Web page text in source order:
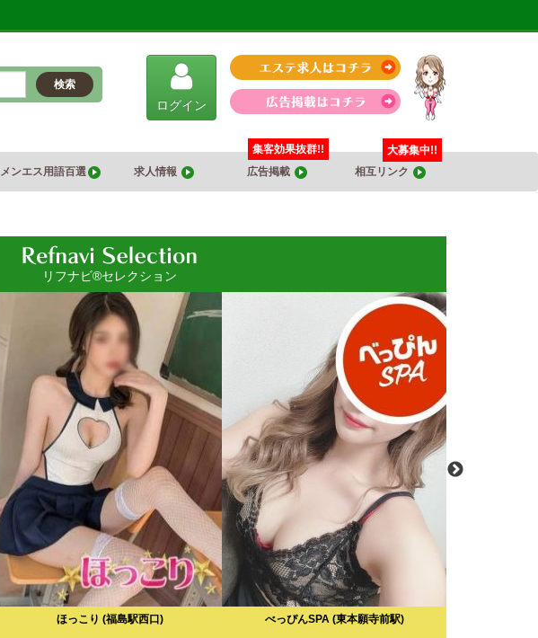
検索
ログイン
メンエス用語百選 求人情報 広告掲載
集客効果抜群!!
相互リンク
大募集中!!
リフナビ®セレクション
ほっこり (福島駅西口) べっぴんSPA (東本願寺前駅)